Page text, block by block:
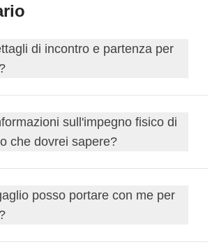
di incontro e partenza per
a Miami
. Il primo giorno ci
18:00
i tuoi compagni di viaggio, darti
sull'incontro del primo giorno o
sull'impegno fisico di
che dovrei sapere?
esplorare la destinazione anche se i
saranno frequenti.
posso portare con me per